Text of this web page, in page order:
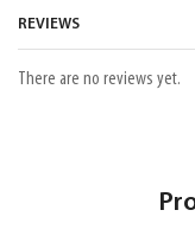
REVIEWS
There are no reviews yet.